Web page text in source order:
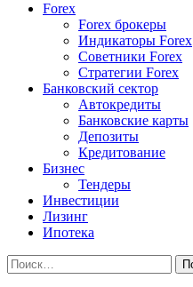
Forex
Forex брокеры
Индикаторы Forex
Советники Forex
Стратегии Forex
Банковский сектор
Автокредиты
Банковские карты
Депозиты
Кредитование
Бизнес
Тендеры
Инвестиции
Лизинг
Ипотека
Найти: